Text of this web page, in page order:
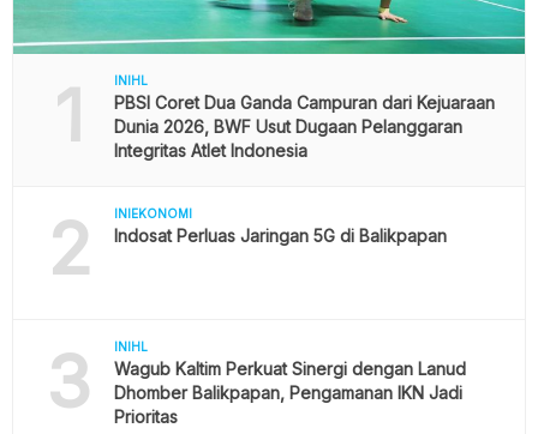
1 INIHL
PBSI Coret Dua Ganda Campuran dari Kejuaraan
Dunia 2026, BWF Usut Dugaan Pelanggaran
Integritas Atlet Indonesia
2 INIEKONOMI
Indosat Perluas Jaringan 5G di Balikpapan
3 INIHL
Wagub Kaltim Perkuat Sinergi dengan Lanud
Dhomber Balikpapan, Pengamanan IKN Jadi
Prioritas